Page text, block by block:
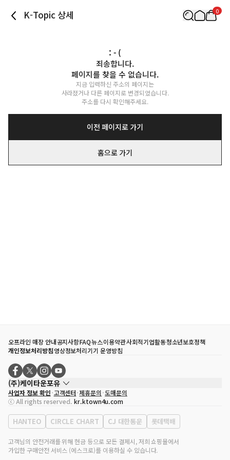
K-Topic 상세 0
: - (
죄송합니다.
페이지를 찾을 수 없습니다.
지금 입력하신 주소의 페이지는
사라졌거나 다른 페이지로 변경되었습니다.
주소를 다시 확인해주세요.
이전 페이지로 가기
홈으로 가기
오프라인 매장 안내공지사항FAQ뉴스이용약관사회적기업활동청소년보호정책
개인정보처리방침영상정보처리기기 운영방침
(주)케이타운포유
대표자
송효민
사업자등록번호
120-87-71116
통신판매업 신고번호 제2011-서울강남-02223
대표전화
02-552-9855
사업자 정보 확인 고객센터 제휴문의 도매문의
ⓒ All rights reserved. kr.ktown4u.com
HANTEO CIRCLE CHART CJ 대한통운 롯데택배
고객님의 안전거래를 위해 현금 등으로 모든 결제시, 저희 쇼핑몰에서
가입한 구매안전 서비스 (에스크로)를 이용하실 수 있습니다.